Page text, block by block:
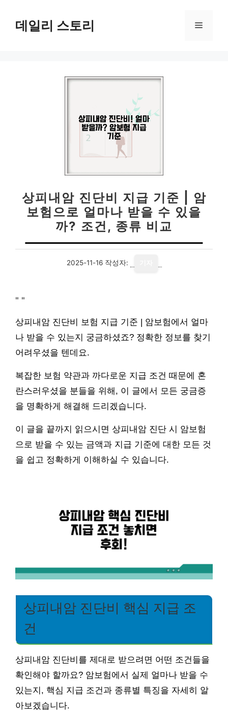
데일리 스토리 메
상피내암 진단비 지급 기준 | 암
보험으로 얼마나 받을 수 있을
까? 조건, 종류 비교
2025-11-16 작성자:
" "
상피내암 진단비 보험 지급 기준 | 암보험에서 얼마
나 받을 수 있는지 궁금하셨죠? 정확한 정보를 찾기
어려우셨을 텐데요.
복잡한 보험 약관과 까다로운 지급 조건 때문에 혼
란스러우셨을 분들을 위해, 이 글에서 모든 궁금증
을 명확하게 해결해 드리겠습니다.
이 글을 끝까지 읽으시면 상피내암 진단 시 암보험
으로 받을 수 있는 금액과 지급 기준에 대한 모든 것
을 쉽고 정확하게 이해하실 수 있습니다.
상피내암 진단비 핵심 지급 조
건
상피내암 진단비를 제대로 받으려면 어떤 조건들을
확인해야 할까요? 암보험에서 실제 얼마나 받을 수
있는지, 핵심 지급 조건과 종류별 특징을 자세히 알
아보겠습니다.